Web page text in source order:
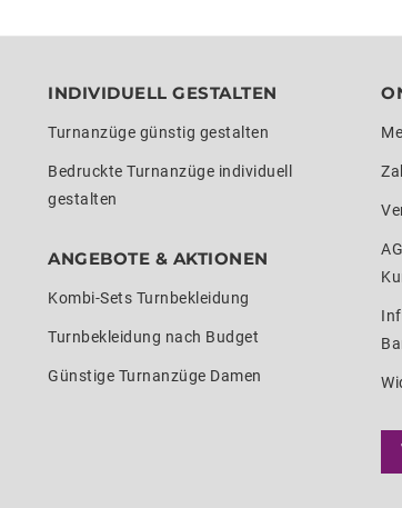
INDIVIDUELL GESTALTEN
Turnanzüge günstig gestalten
Bedruckte Turnanzüge individuell
gestalten
ANGEBOTE & AKTIONEN
Kombi-Sets Turnbekleidung
Turnbekleidung nach Budget
Günstige Turnanzüge Damen